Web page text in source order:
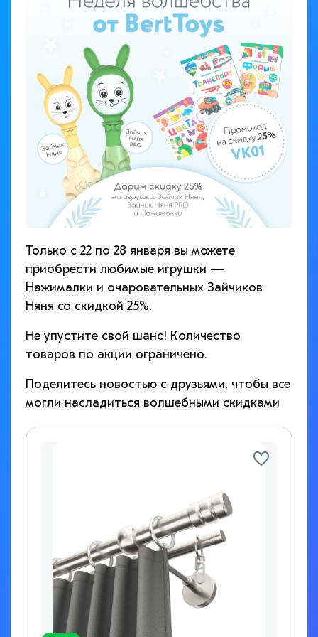
Только с 22 по 28 января вы можете
приобрести любимые игрушки —
Нажималки и очаровательных Зайчиков
Няня со скидкой 25%.
Не упустите свой шанс! Количество
товаров по акции ограничено.
Поделитесь новостью с друзьями, чтобы все
могли насладиться волшебными скидками